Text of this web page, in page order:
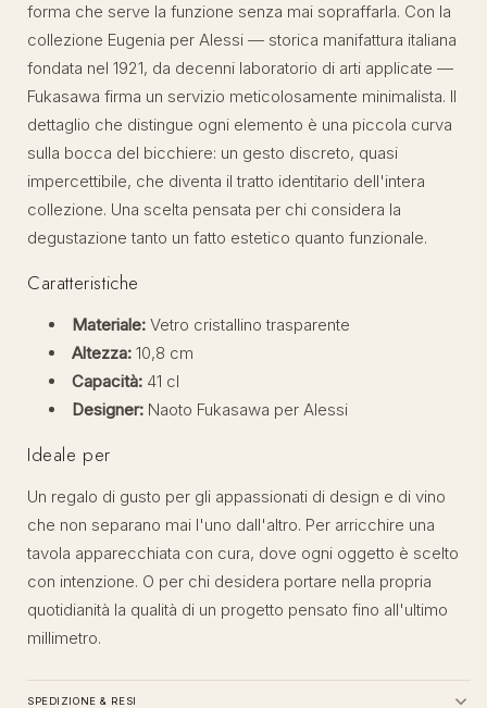
forma che serve la funzione senza mai sopraffarla. Con la
collezione Eugenia per Alessi — storica manifattura italiana
fondata nel 1921, da decenni laboratorio di arti applicate —
Fukasawa firma un servizio meticolosamente minimalista. Il
dettaglio che distingue ogni elemento è una piccola curva
sulla bocca del bicchiere: un gesto discreto, quasi
impercettibile, che diventa il tratto identitario dell'intera
collezione. Una scelta pensata per chi considera la
degustazione tanto un fatto estetico quanto funzionale.
Caratteristiche
Materiale: Vetro cristallino trasparente
Altezza: 10,8 cm
Capacità: 41 cl
Designer: Naoto Fukasawa per Alessi
Ideale per
Un regalo di gusto per gli appassionati di design e di vino
che non separano mai l'uno dall'altro. Per arricchire una
tavola apparecchiata con cura, dove ogni oggetto è scelto
con intenzione. O per chi desidera portare nella propria
quotidianità la qualità di un progetto pensato fino all'ultimo
millimetro.
SPEDIZIONE & RESI